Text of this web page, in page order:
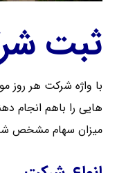
ثبت
هایی را باهم انجام
میزان سهام مشخص